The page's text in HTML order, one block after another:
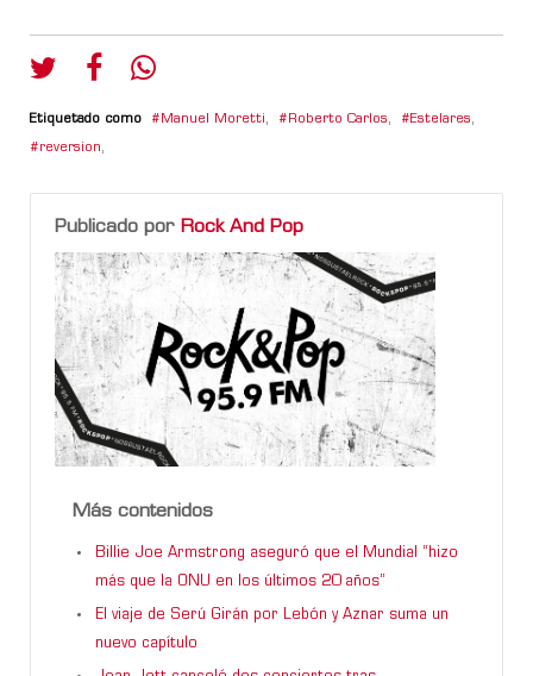
Etiquetado como Manuel Moretti, Roberto Carlos, Estelares,
reversion,
Publicado por Rock And Pop
Más contenidos
Billie Joe Armstrong aseguró que el Mundial “hizo
más que la ONU en los últimos 20 años”
El viaje de Serú Girán por Lebón y Aznar suma un
nuevo capítulo